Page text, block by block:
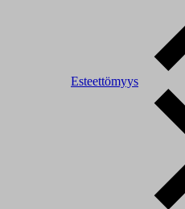
Esteettömyys